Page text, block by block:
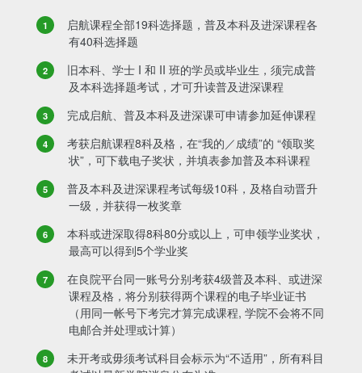
启航课程全部19科选择题，普及本科及进深课程各
有40科选择题
旧本科、学士 I 和 II 班的学员或毕业生，须完成普
及本科选择题考试，才可升读普及进深课程
完成启航、普及本科及进深课可申请参加延伸课程
考获启航课程8科及格，在“我的／成绩”的 “领取奖
状”，可下载电子奖状，并填表参加普及本科课程
普及本科及进深课程考试每级10科，及格自动晋升
一级，并获得一枚奖章
本科或进深取得8科80分或以上，可申领学业奖状，
最高可以得到5个学业奖
在良院平台同一账号分别考获4级普及本科、或进深
课程及格，将分别获得两个课程的电子毕业证书
（用同一帐号下考完才算完成课程, 学院不会将不同
电邮合并处理或计算）
未开考或毋须考试科目会标示为“不适用”，所有科目